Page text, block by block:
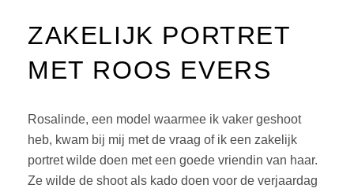
ZAKELIJK PORTRET
MET ROOS EVERS
Rosalinde, een model waarmee ik vaker geshoot
heb, kwam bij mij met de vraag of ik een zakelijk
portret wilde doen met een goede vriendin van haar.
Ze wilde de shoot als kado doen voor de verjaardag